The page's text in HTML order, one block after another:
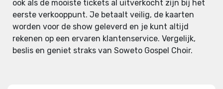
ook als de mooiste tickets al uitverkocht zijn bij het
eerste verkooppunt. Je betaalt veilig, de kaarten
worden voor de show geleverd en je kunt altijd
rekenen op een ervaren klantenservice. Vergelijk,
beslis en geniet straks van Soweto Gospel Choir.